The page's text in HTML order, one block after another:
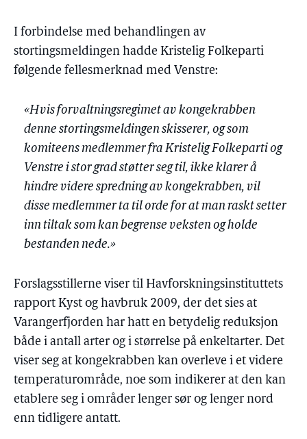
I forbindelse med behandlingen av
stortingsmeldingen hadde Kristelig Folkeparti
følgende fellesmerknad med Venstre:
«Hvis forvaltningsregimet av kongekrabben
denne stortingsmeldingen skisserer, og som
komiteens medlemmer fra Kristelig Folkeparti og
Venstre i stor grad støtter seg til, ikke klarer å
hindre videre spredning av kongekrabben, vil
disse medlemmer ta til orde for at man raskt setter
inn tiltak som kan begrense veksten og holde
bestanden nede.»
Forslagsstillerne viser til Havforskningsinstituttets
rapport Kyst og havbruk 2009, der det sies at
Varangerfjorden har hatt en betydelig reduksjon
både i antall arter og i størrelse på enkeltarter. Det
viser seg at kongekrabben kan overleve i et videre
temperaturområde, noe som indikerer at den kan
etablere seg i områder lenger sør og lenger nord
enn tidligere antatt.